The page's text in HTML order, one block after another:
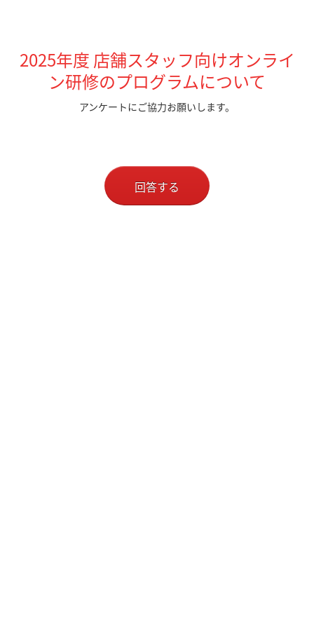
2025年度 店舗スタッフ向けオンライ
ン研修のプログラムについて
アンケートにご協力お願いします。
回答する